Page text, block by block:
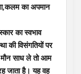
का अपमान
का स्वभाव
की विसंगतियों पर
साध ले तो आम
जाता है। यह वह